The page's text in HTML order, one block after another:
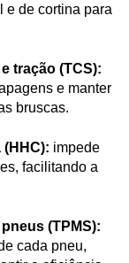
e de cortina para
tração (TCS):
e manter
bruscas.
impede
facilitando a
(TPMS):
cada pneu,